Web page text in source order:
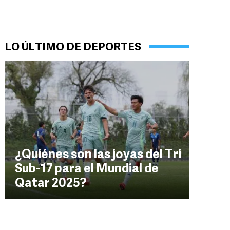
LO ÚLTIMO DE DEPORTES
¿Quiénes son las joyas del Tri
Sub-17 para el Mundial de
Qatar 2025?